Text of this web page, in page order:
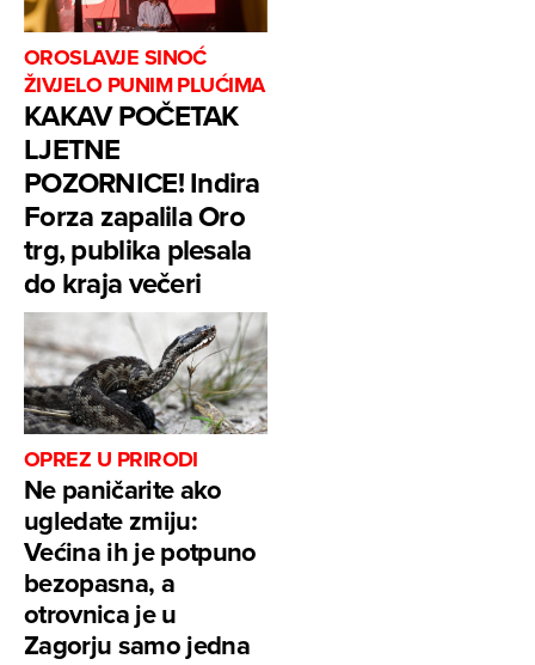
OROSLAVJE SINOĆ
ŽIVJELO PUNIM PLUĆIMA
KAKAV POČETAK
LJETNE
POZORNICE! Indira
Forza zapalila Oro
trg, publika plesala
do kraja večeri
OPREZ U PRIRODI
Ne paničarite ako
ugledate zmiju:
Većina ih je potpuno
bezopasna, a
otrovnica je u
Zagorju samo jedna